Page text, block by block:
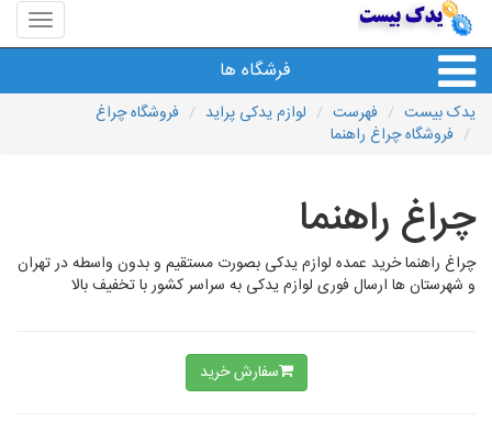
منوی
سایت
بیست
فرشگاه ها
یدک بیست فهرست لوازم یدکی پراید
فروشگاه چراغ
فروشگاه چراغ راهنما
چراغ راهنما
چراغ راهنما خرید عمده لوازم یدکی بصورت مستقیم و بدون واسطه در تهران
و شهرستان ها ارسال فوری لوازم یدکی به سراسر کشور با تخفیف بالا
سفارش خرید